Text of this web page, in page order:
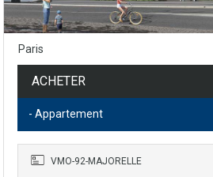
Paris
ACHETER
- Appartement
VMO-92-MAJORELLE